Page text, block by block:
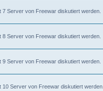
7 Server von Freewar diskutiert werden.
8 Server von Freewar diskutiert werden.
9 Server von Freewar diskutiert werden.
10 Server von Freewar diskutiert werden.